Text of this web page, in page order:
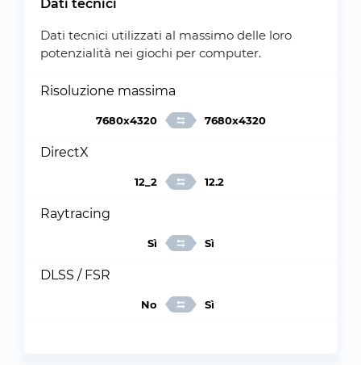
Dati tecnici
Dati tecnici utilizzati al massimo delle loro
potenzialità nei giochi per computer.
Risoluzione massima
7680x4320 7680x4320
DirectX
12_2 12.2
Raytracing
Sì Sì
DLSS / FSR
No Sì